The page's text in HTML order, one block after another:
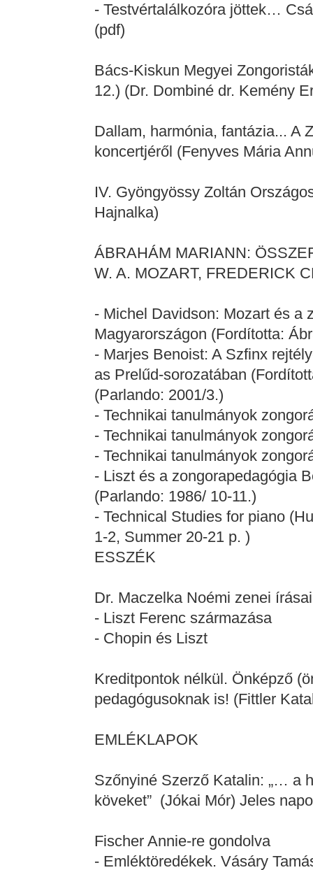
- Testvértalálkozóra jöttek…
(pdf)
Bács-Kiskun Megyei
12.) (Dr. Dombiné dr. Kemény
Dallam, harmónia, fantázia... A
koncertjéről (Fenyves Mária
IV. Gyöngyössy Zoltán
Hajnalka)
ÁBRAHÁM MARIANN:
W. A. MOZART, FREDERICK
- Michel Davidson: Mozart és a
Magyarországon (Fordította:
- Marjes Benoist: A Szfinx
as Prelűd-sorozatában
(Parlando: 2001/3.)
- Technikai tanulmányok
- Technikai tanulmányok
- Technikai tanulmányok
- Liszt és a zongorapedagógia
(Parlando: 1986/ 10-11.)
- Technical Studies for piano
1-2, Summer 20-21 p. )
ESSZÉK
Dr. Maczelka Noémi zenei
- Liszt Ferenc származása
- Chopin és Liszt
Kreditpontok nélkül. Önképző
pedagógusoknak is! (Fittler
EMLÉKLAPOK
Szőnyiné Szerző Katalin: „… a
köveket” (Jókai Mór) Jeles
Fischer Annie-re gondolva
- Emléktöredékek. Vásáry